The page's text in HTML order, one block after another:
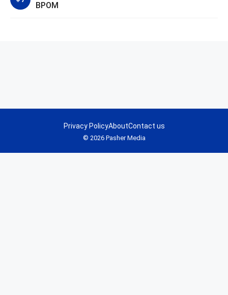
BPOM
© 2026 Pasher Media
Privacy PolicyAboutContact us